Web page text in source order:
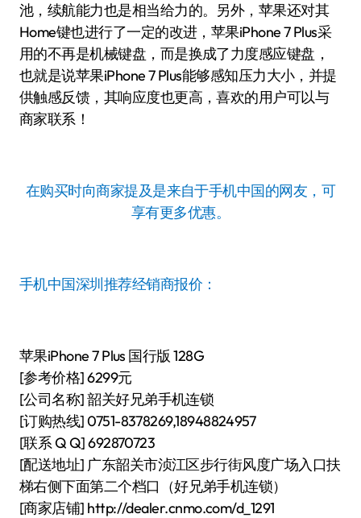
池，续航能力也是相当给力的。另外，苹果还对其
Home键也进行了一定的改进，苹果iPhone 7 Plus采
用的不再是机械键盘，而是换成了力度感应键盘，
也就是说苹果iPhone 7 Plus能够感知压力大小，并提
供触感反馈，其响应度也更高，喜欢的用户可以与
商家联系！
在购买时向商家提及是来自于手机中国的网友，可
享有更多优惠。
手机中国深圳推荐经销商报价：
苹果iPhone 7 Plus 国行版 128G
[参考价格] 6299元
[公司名称] 韶关好兄弟手机连锁
[订购热线] 0751-8378269,18948824957
[联系 Q Q] 692870723
[配送地址] 广东韶关市浈江区步行街风度广场入口扶
梯右侧下面第二个档口（好兄弟手机连锁）
[商家店铺] http://dealer.cnmo.com/d_1291